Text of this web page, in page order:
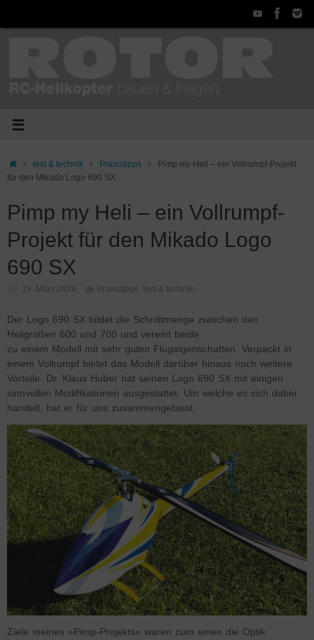
Starttest & technik Praxistipps
Pimp my Heli – ein Vollrumpf-Projekt
für den Mikado Logo 690 SX
Pimp my Heli – ein Vollrumpf-
Projekt für den Mikado Logo
690 SX
15. März 2024 Praxistipps , test & technik
Der Logo 690 SX bildet die Schnittmenge zwischen den
Heligrößen 600 und 700 und vereint beide
zu einem Modell mit sehr guten Flugeigenschaften. Verpackt in
einem Vollrumpf bietet das Modell darüber hinaus noch weitere
Vorteile. Dr. Klaus Huber hat seinen Logo 690 SX mit einigen
sinnvollen Modifikationen ausgestattet. Um welche es sich dabei
handelt, hat er für uns zusammengefasst.
Ziele meines »Pimp-Projekts« waren zum einen die Optik